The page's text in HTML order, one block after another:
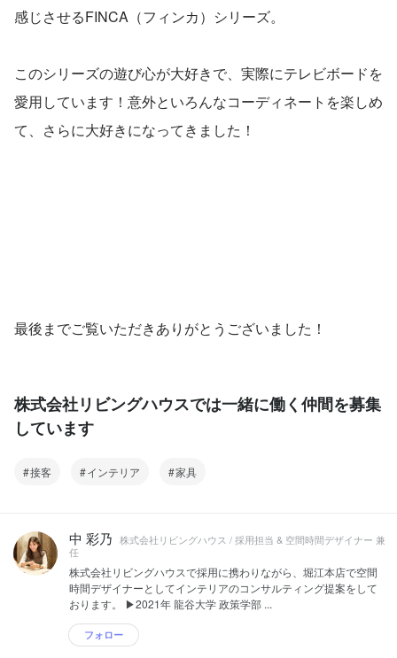
感じさせるFINCA（フィンカ）シリーズ。
このシリーズの遊び心が大好きで、実際にテレビボードを
愛用しています！意外といろんなコーディネートを楽しめ
て、さらに大好きになってきました！
最後までご覧いただきありがとうございました！
株式会社リビングハウスでは一緒に働く仲間を募集
しています
接客 インテリア 家具
中 彩乃 株式会社リビングハウス / 採用担当 & 空間時間デザイナー 兼
任
株式会社リビングハウスで採用に携わりながら、堀江本店で空間
時間デザイナーとしてインテリアのコンサルティング提案をして
おります。 ▶2021年 龍谷大学 政策学部 ...
フォロー